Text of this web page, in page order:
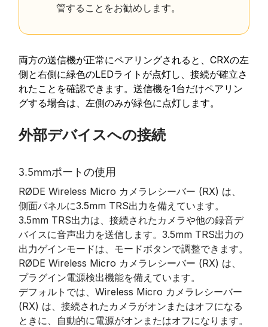
管することをお勧めします。
両方の送信機が正常にペアリングされると、CRXの左
側と右側に緑色のLEDライトが点灯し、接続が確立さ
れたことを確認できます。送信機を1台だけペアリン
グする場合は、左側のみが緑色に点灯します。
外部デバイスへの接続
3.5mmポートの使用
RØDE Wireless Micro カメラレシーバー (RX) は、
側面パネルに3.5mm TRS出力を備えています。
3.5mm TRS出力は、接続されたカメラや他の録音デ
バイスに音声出力を送信します。3.5mm TRS出力の
出力ゲインモードは、モードボタンで調整できます。
RØDE Wireless Micro カメラレシーバー (RX) は、
プラグイン電源検出機能を備えています。
デフォルトでは、Wireless Micro カメラレシーバー
(RX) は、接続されたカメラがオンまたはオフになる
ときに、自動的に電源がオンまたはオフになります。